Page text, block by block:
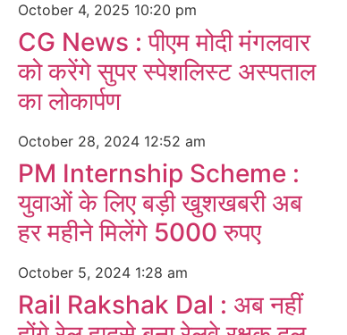
October 4, 2025 10:20 pm
CG News : पीएम मोदी मंगलवार
को करेंगे सुपर स्पेशलिस्ट अस्पताल
का लोकार्पण
October 28, 2024 12:52 am
PM Internship Scheme :
युवाओं के लिए बड़ी खुशखबरी अब
हर महीने मिलेंगे 5000 रुपए
October 5, 2024 1:28 am
Rail Rakshak Dal : अब नहीं